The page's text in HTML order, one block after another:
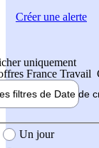
uniquement
France Travail
filtres de Date de
création de l'offre
Un jour
Créer une alerte